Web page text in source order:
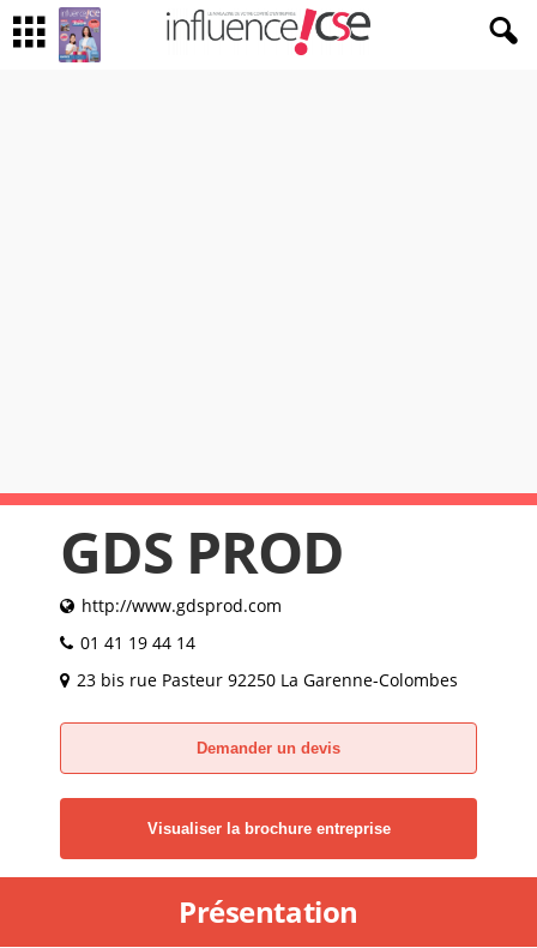
GDS PROD
http://www.gdsprod.com
01 41 19 44 14
23 bis rue Pasteur 92250 La Garenne-Colombes
Demander un devis
Visualiser la brochure entreprise
Présentation